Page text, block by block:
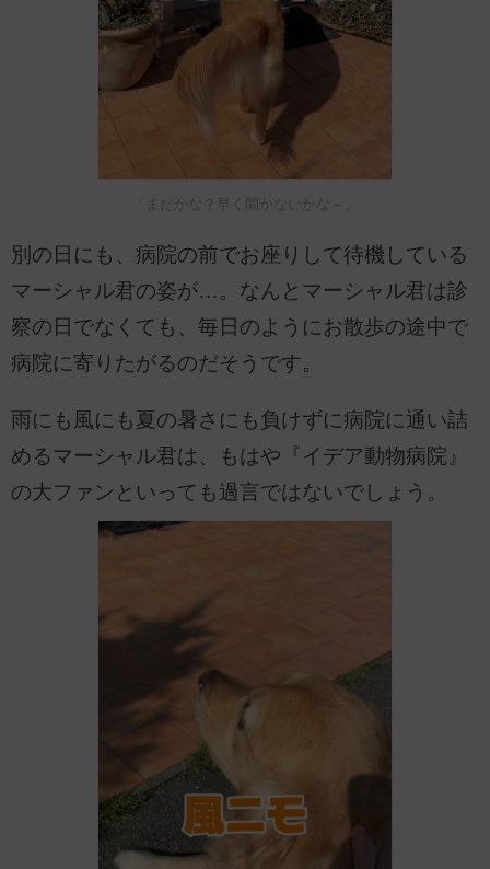
「まだかな？早く開かないかな～」
別の日にも、病院の前でお座りして待機している
マーシャル君の姿が…。なんとマーシャル君は診
察の日でなくても、毎日のようにお散歩の途中で
病院に寄りたがるのだそうです。
雨にも風にも夏の暑さにも負けずに病院に通い詰
めるマーシャル君は、もはや『イデア動物病院』
の大ファンといっても過言ではないでしょう。